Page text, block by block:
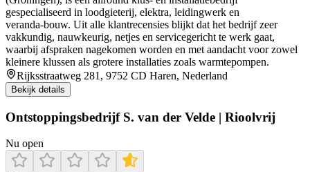
gespecialiseerd in loodgieterij, elektra, leidingwerk en
veranda‑bouw. Uit alle klantrecensies blijkt dat het bedrijf zeer
vakkundig, nauwkeurig, netjes en servicegericht te werk gaat,
waarbij afspraken nagekomen worden en met aandacht voor zowel
kleinere klussen als grotere installaties zoals warmtepompen.
Rijksstraatweg 281, 9752 CD Haren, Nederland
Bekijk details
Ontstoppingsbedrijf S. van der Velde | Rioolvrij
Nu open